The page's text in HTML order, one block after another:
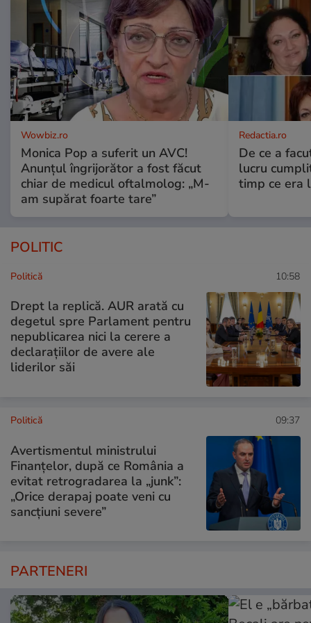
Wowbiz.ro
Monica Pop a suferit un AVC!
Anunțul îngrijorător a fost făcut
chiar de medicul oftalmolog: „M-
am supărat foarte tare”
Redactia.ro
De ce a
lucru
timp ce era
POLITIC
Politică 10:58
Drept la replică. AUR arată cu
degetul spre Parlament pentru
nepublicarea nici la cerere a
declarațiilor de avere ale
liderilor săi
Politică 09:37
Avertismentul ministrului
Finanțelor, după ce România a
evitat retrogradarea la „junk”:
„Orice derapaj poate veni cu
sancțiuni severe”
PARTENERI